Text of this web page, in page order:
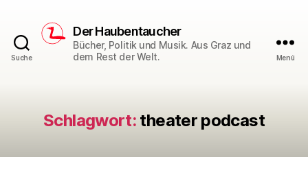
Suche
Der Haubentaucher
Bücher, Politik und Musik. Aus Graz und
dem Rest der Welt.
Menü
Schlagwort: theater podcast